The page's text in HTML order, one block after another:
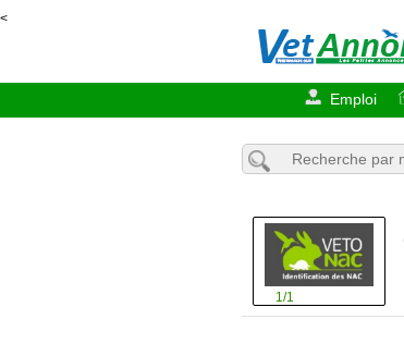
<
Emploi
1/1